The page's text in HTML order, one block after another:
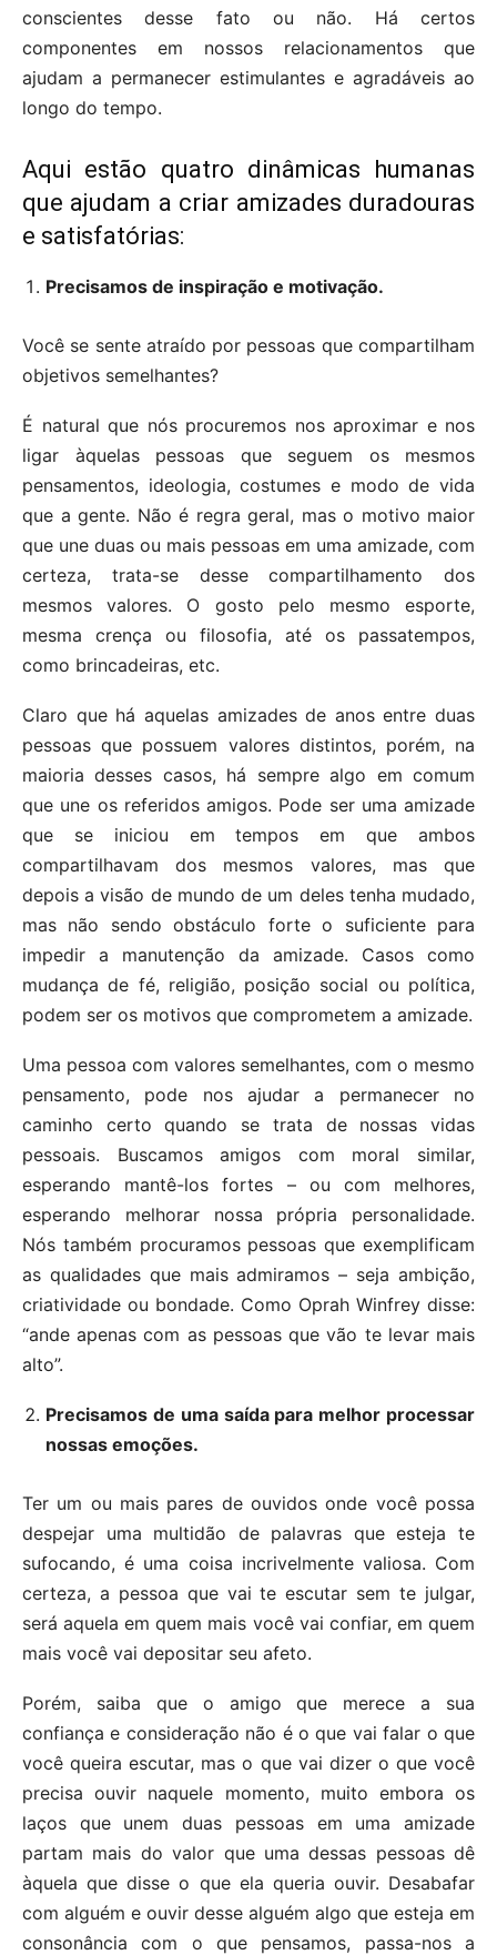
conscientes desse fato ou não. Há certos
componentes em nossos relacionamentos que
ajudam a permanecer estimulantes e agradáveis ​​ao
longo do tempo.
Aqui estão quatro dinâmicas humanas
que ajudam a criar amizades duradouras
e satisfatórias:
Precisamos de inspiração e motivação.
Você se sente atraído por pessoas que compartilham
objetivos semelhantes?
É natural que nós procuremos nos aproximar e nos
ligar àquelas pessoas que seguem os mesmos
pensamentos, ideologia, costumes e modo de vida
que a gente. Não é regra geral, mas o motivo maior
que une duas ou mais pessoas em uma amizade, com
certeza, trata-se desse compartilhamento dos
mesmos valores. O gosto pelo mesmo esporte,
mesma crença ou filosofia, até os passatempos,
como brincadeiras, etc.
Claro que há aquelas amizades de anos entre duas
pessoas que possuem valores distintos, porém, na
maioria desses casos, há sempre algo em comum
que une os referidos amigos. Pode ser uma amizade
que se iniciou em tempos em que ambos
compartilhavam dos mesmos valores, mas que
depois a visão de mundo de um deles tenha mudado,
mas não sendo obstáculo forte o suficiente para
impedir a manutenção da amizade. Casos como
mudança de fé, religião, posição social ou política,
podem ser os motivos que comprometem a amizade.
Uma pessoa com valores semelhantes, com o mesmo
pensamento, pode nos ajudar a permanecer no
caminho certo quando se trata de nossas vidas
pessoais. Buscamos amigos com moral similar,
esperando mantê-los fortes – ou com melhores,
esperando melhorar nossa própria personalidade.
Nós também procuramos pessoas que exemplificam
as qualidades que mais admiramos – seja ambição,
criatividade ou bondade. Como Oprah Winfrey disse:
“ande apenas com as pessoas que vão te levar mais
alto”.
Precisamos de uma saída para melhor processar
nossas emoções.
Ter um ou mais pares de ouvidos onde você possa
despejar uma multidão de palavras que esteja te
sufocando, é uma coisa incrivelmente valiosa. Com
certeza, a pessoa que vai te escutar sem te julgar,
será aquela em quem mais você vai confiar, em quem
mais você vai depositar seu afeto.
Porém, saiba que o amigo que merece a sua
confiança e consideração não é o que vai falar o que
você queira escutar, mas o que vai dizer o que você
precisa ouvir naquele momento, muito embora os
laços que unem duas pessoas em uma amizade
partam mais do valor que uma dessas pessoas dê
àquela que disse o que ela queria ouvir. Desabafar
com alguém e ouvir desse alguém algo que esteja em
consonância com o que pensamos, passa-nos a